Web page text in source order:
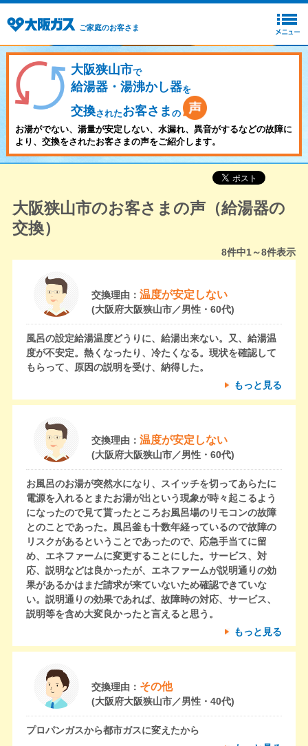
ご家庭のお客さま
大阪狭山市で
給湯器・湯沸かし器を
交換されたお客さま の
お湯がでない、湯量が安定しない、水漏れ、異音がするなどの故障に
より、交換をされたお客さまの声をご紹介します。
大阪狭山市のお客さまの声（給湯器の
交換）
8件中1～8件表示
交換理由： 温度が安定しない
(大阪府大阪狭山市／男性・60代)
風呂の設定給湯温度どうりに、給湯出来ない。又、給湯温
度が不安定。熱くなったり、冷たくなる。現状を確認して
もらって、原因の説明を受け、納得した。
もっと見る
交換理由： 温度が安定しない
(大阪府大阪狭山市／男性・60代)
お風呂のお湯が突然水になり、スイッチを切ってあらたに
電源を入れるとまたお湯が出という現象が時々起こるよう
になったので見て貰ったところお風呂場のリモコンの故障
とのことであった。風呂釜も十数年経っているので故障の
リスクがあるということであったので、応急手当てに留
め、エネファームに変更することにした。サービス、対
応、説明などは良かったが、エネファームが説明通りの効
果があるかはまだ請求が来ていないため確認できていな
い。説明通りの効果であれば、故障時の対応、サービス、
説明等を含め大変良かったと言えると思う。
もっと見る
交換理由： その他
(大阪府大阪狭山市／男性・40代)
プロパンガスから都市ガスに変えたから